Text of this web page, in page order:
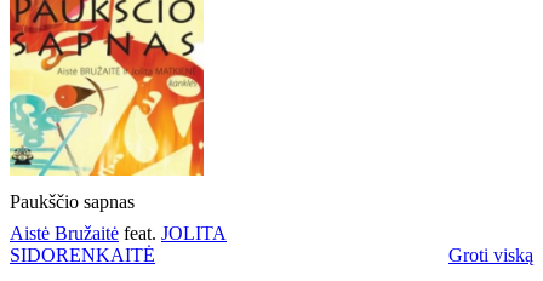
Paukščio sapnas
Aistė Bružaitė feat. JOLITA
SIDORENKAITĖ
Groti viską